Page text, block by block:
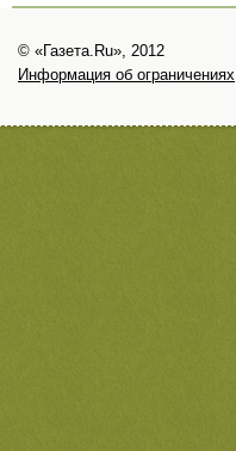
© «Газета.Ru», 2012
Информация об ограничениях